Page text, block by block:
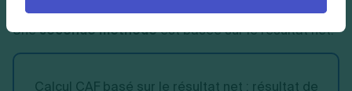
Uneseconde méthodeest basée sur le résultat net.
Calcul CAF basé sur le résultat net : résultat de